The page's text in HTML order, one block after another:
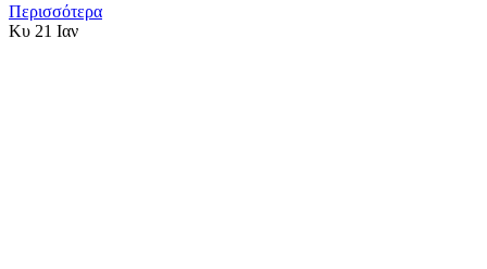
Περισσότερα
Κυ 21 Ιαν